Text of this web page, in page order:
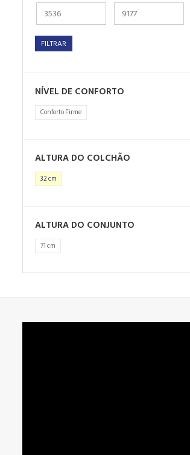
FILTRAR
NÍVEL DE CONFORTO
Conforto Firme
ALTURA DO COLCHÃO
32 cm
ALTURA DO CONJUNTO
71 cm